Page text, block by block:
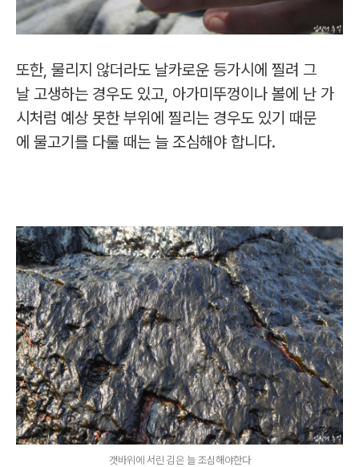
또한, 물리지 않더라도 날카로운 등가시에 찔려 그
날 고생하는 경우도 있고, 아가미뚜껑이나 볼에 난 가
시처럼 예상 못한 부위에 찔리는 경우도 있기 때문
에 물고기를 다룰 때는 늘 조심해야 합니다.
갯바위에 서린 김은 늘 조심해야한다